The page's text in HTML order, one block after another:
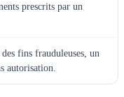
prescrits par un
fins frauduleuses, un
autorisation.